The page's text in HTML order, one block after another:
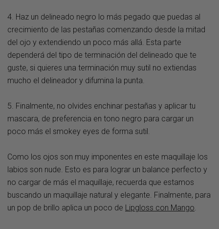
4. Haz un delineado negro lo más pegado que puedas al
crecimiento de las pestañas comenzando desde la mitad
del ojo y extendiendo un poco más allá. Esta parte
dependerá del tipo de terminación del delineado que te
guste, si quieres una terminación muy sutil no extiendas
mucho el delineador y difumina la punta.
5. Finalmente, no olvides enchinar pestañas y aplicar tu
mascara, de preferencia en tono negro para cargar un
poco más el smokey eyes de forma sutil.
Como los ojos son muy imponentes en este maquillaje los
labios son nude. Esto es para lograr un balance perfecto y
no cargar de más el maquillaje, recuerda que estamos
buscando un maquillaje natural y elegante. Finalmente, para
un pop de brillo aplica un poco de Lipgloss con Mango.